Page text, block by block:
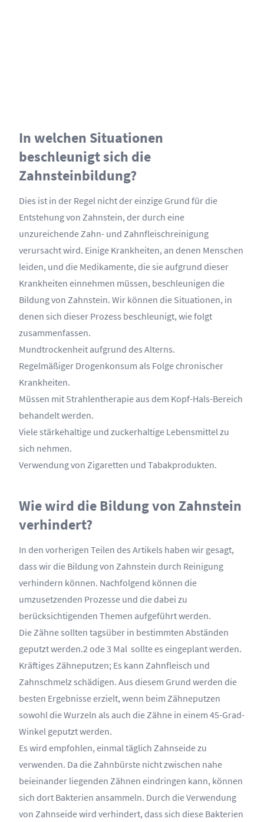
In welchen Situationen
beschleunigt sich die
Zahnsteinbildung?
Dies ist in der Regel nicht der einzige Grund für die
Entstehung von Zahnstein, der durch eine
unzureichende Zahn- und Zahnfleischreinigung
verursacht wird. Einige Krankheiten, an denen Menschen
leiden, und die Medikamente, die sie aufgrund dieser
Krankheiten einnehmen müssen, beschleunigen die
Bildung von Zahnstein. Wir können die Situationen, in
denen sich dieser Prozess beschleunigt, wie folgt
zusammenfassen.
Mundtrockenheit aufgrund des Alterns.
Regelmäßiger Drogenkonsum als Folge chronischer
Krankheiten.
Müssen mit Strahlentherapie aus dem Kopf-Hals-Bereich
behandelt werden.
Viele stärkehaltige und zuckerhaltige Lebensmittel zu
sich nehmen.
Verwendung von Zigaretten und Tabakprodukten.
Wie wird die Bildung von Zahnstein
verhindert?
In den vorherigen Teilen des Artikels haben wir gesagt,
dass wir die Bildung von Zahnstein durch Reinigung
verhindern können. Nachfolgend können die
umzusetzenden Prozesse und die dabei zu
berücksichtigenden Themen aufgeführt werden.
Die Zähne sollten tagsüber in bestimmten Abständen
geputzt werden.2 ode 3 Mal sollte es eingeplant werden.
Kräftiges Zähneputzen; Es kann Zahnfleisch und
Zahnschmelz schädigen. Aus diesem Grund werden die
besten Ergebnisse erzielt, wenn beim Zähneputzen
sowohl die Wurzeln als auch die Zähne in einem 45-Grad-
Winkel geputzt werden.
Es wird empfohlen, einmal täglich Zahnseide zu
verwenden. Da die Zahnbürste nicht zwischen nahe
beieinander liegenden Zähnen eindringen kann, können
sich dort Bakterien ansammeln. Durch die Verwendung
von Zahnseide wird verhindert, dass sich diese Bakterien